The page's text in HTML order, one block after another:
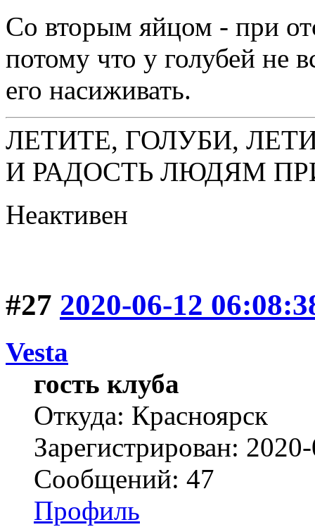
Со вторым яйцом - при
потому что у голубей не
его насиживать.
ЛЕТИТЕ, ГОЛУБИ,
И РАДОСТЬ ЛЮДЯМ
Неактивен
#27 2020-06-12
Vesta
гость клуба
Откуда: Красноярск
Зарегистрирован:
Сообщений: 47
Профиль